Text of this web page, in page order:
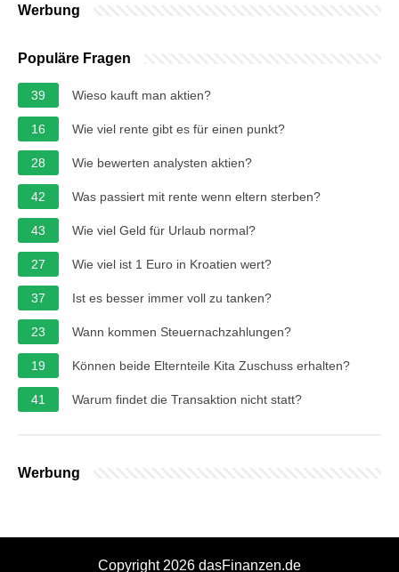
Werbung
Populäre Fragen
39 Wieso kauft man aktien?
16 Wie viel rente gibt es für einen punkt?
28 Wie bewerten analysten aktien?
42 Was passiert mit rente wenn eltern sterben?
43 Wie viel Geld für Urlaub normal?
27 Wie viel ist 1 Euro in Kroatien wert?
37 Ist es besser immer voll zu tanken?
23 Wann kommen Steuernachzahlungen?
19 Können beide Elternteile Kita Zuschuss erhalten?
41 Warum findet die Transaktion nicht statt?
Werbung
Copyright 2026 dasFinanzen.de